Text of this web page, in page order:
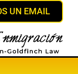
UN EMAIL